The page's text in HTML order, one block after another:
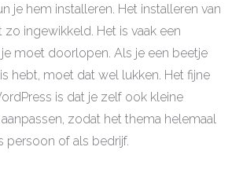
je hem installeren. Het installeren van
zo ingewikkeld. Het is vaak een
moet doorlopen. Als je een beetje
hebt, moet dat wel lukken. Het fijne
is dat je zelf ook kleine
zodat het thema helemaal
persoon of als bedrijf.